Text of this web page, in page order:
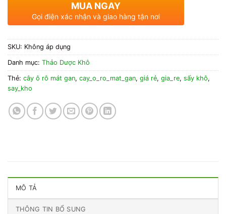
MUA NGAY
Gọi điện xác nhận và giao hàng tận nơi
SKU: Không áp dụng
Danh mục: Thảo Dược Khô
Thẻ: cây ô rô mát gan, cay_o_ro_mat_gan, giá rẻ, gia_re, sấy khô,
say_kho
MÔ TẢ
THÔNG TIN BỔ SUNG